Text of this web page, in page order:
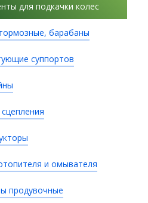
для подкачки колес
барабаны
суппортов
и омывателя
продувочные